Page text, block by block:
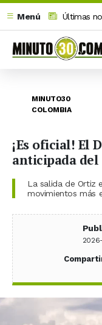
Menú
Últimas
MINUTO30
COLOMBIA
¡Es oficial! El
anticipada del
La salida de Ortiz
movimientos más